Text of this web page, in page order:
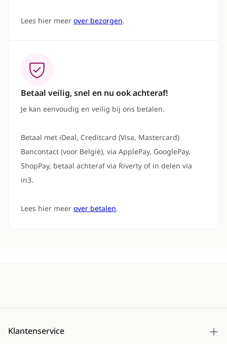
Lees hier meer over bezorgen.
Betaal veilig, snel en nu ook achteraf!
Je kan eenvoudig en veilig bij ons betalen.
Betaal met iDeal, Creditcard (Visa, Mastercard)
Bancontact (voor België), via ApplePay, GooglePay,
ShopPay, betaal achteraf via Riverty of in delen via
in3.
Lees hier meer over betalen.
Klantenservice